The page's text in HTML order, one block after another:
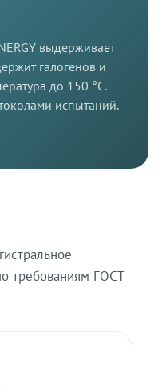
выдерживает
галогенов и
до 150 °C.
испытаний.
требованиям ГОСТ